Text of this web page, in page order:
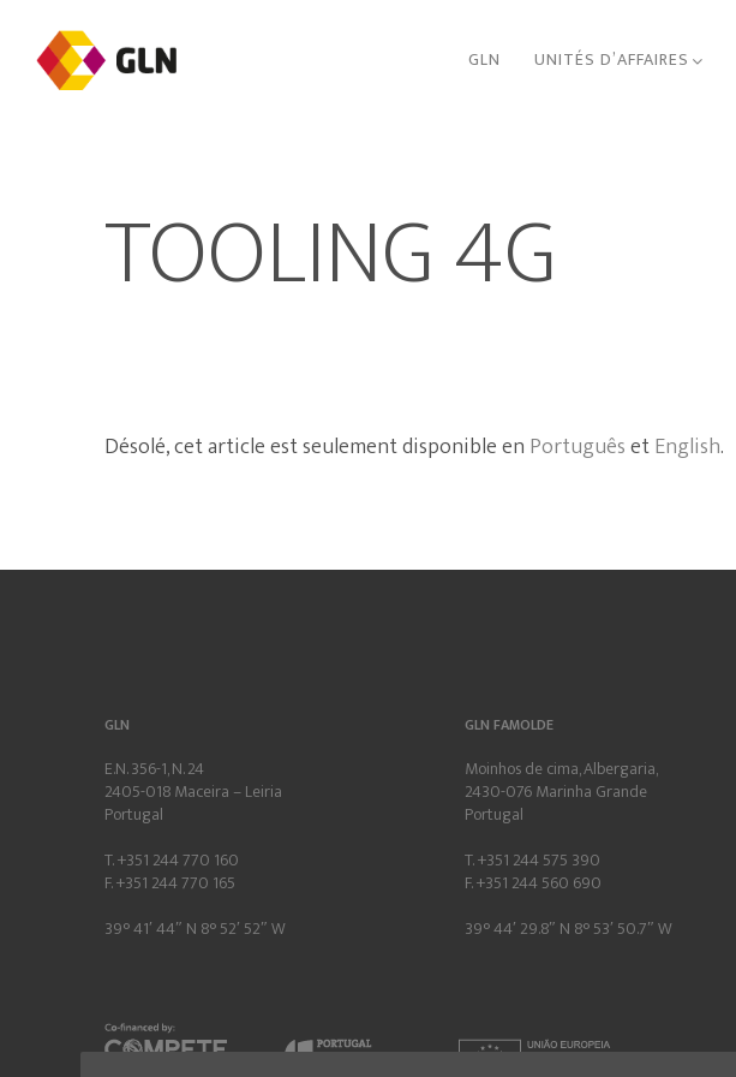
GLN UNITÉS D’AFFAIRES
TOOLING 4G
Désolé, cet article est seulement disponible en PortuguêsetEnglish.
GLN
E.N. 356-1, N. 24
2405-018 Maceira – Leiria
Portugal
T. +351 244 770 160
F. +351 244 770 165
39° 41′ 44″ N 8° 52′ 52″ W
GLN FAMOLDE
Moinhos de cima, Albergaria,
2430-076 Marinha Grande
Portugal
T. +351 244 575 390
F. +351 244 560 690
39° 44′ 29.8″ N 8° 53′ 50.7″ W